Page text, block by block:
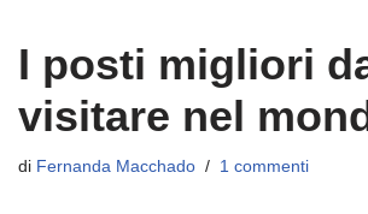
I posti migliori
visitare nel
di Fernanda Macchado 1 commenti